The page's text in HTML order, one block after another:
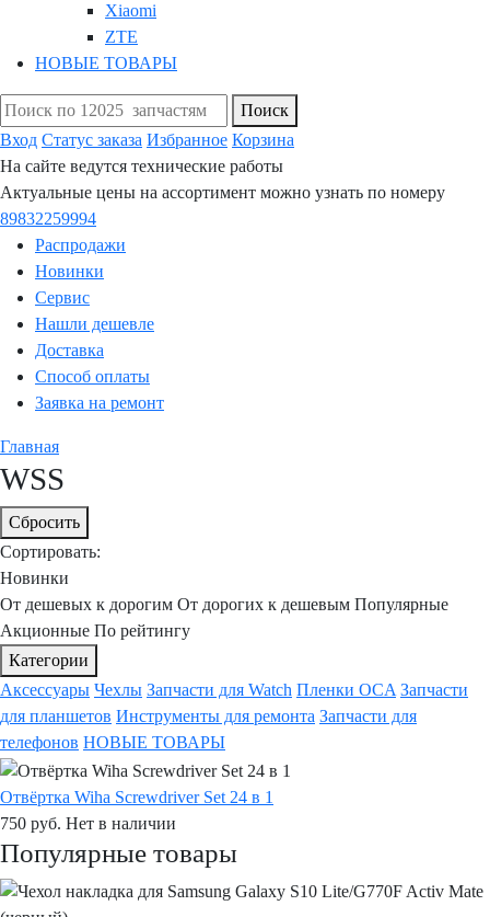
Xiaomi
ZTE
НОВЫЕ ТОВАРЫ
Поиск
Вход Статус заказа Избранное Корзина
На сайте ведутся технические работы
Актуальные цены на ассортимент можно узнать по номеру
89832259994
Распродажи
Новинки
Сервис
Нашли дешевле
Доставка
Способ оплаты
Заявка на ремонт
Главная
WSS
Сбросить
Сортировать:
Новинки
От дешевых к дорогим От дорогих к дешевым Популярные
Акционные По рейтингу
Категории
Аксессуары Чехлы Запчасти для Watch Пленки OCA Запчасти
для планшетов Инструменты для ремонта Запчасти для
телефонов НОВЫЕ ТОВАРЫ
Отвёртка Wiha Screwdriver Set 24 в 1
750 руб. Нет в наличии
Популярные товары